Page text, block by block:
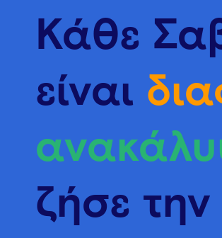
Κάθε
είναι
ζήσε